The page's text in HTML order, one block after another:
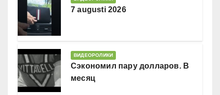
7 augusti 2026
ВИДЕОРОЛИКИ
Сэкономил пару долларов. В
месяц